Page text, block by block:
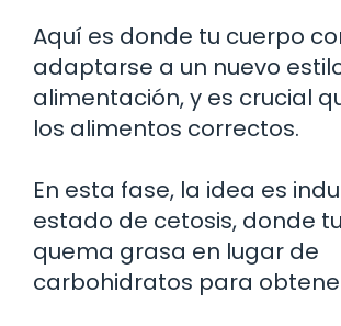
Aquí es donde tu cuerpo
adaptarse a un nuevo
alimentación, y es crucial
los alimentos correctos.
En esta fase, la idea es
estado de cetosis, donde
quema grasa en lugar de
carbohidratos para